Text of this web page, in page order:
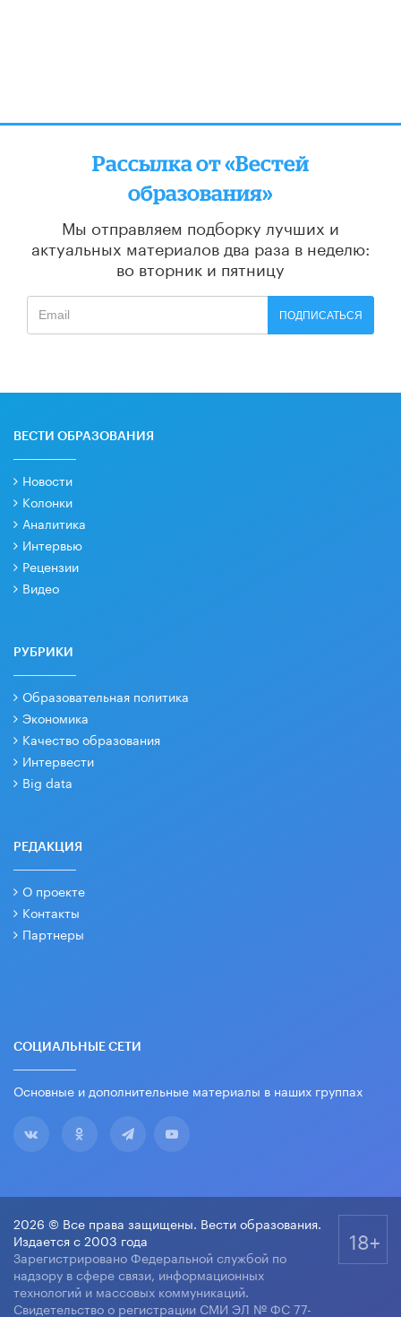
Рассылка от «Вестей
образования»
Мы отправляем подборку лучших и
актуальных материалов два раза в неделю:
во вторник и пятницу
ПОДПИСАТЬСЯ
ВЕСТИ ОБРАЗОВАНИЯ
Новости
Колонки
Аналитика
Интервью
Рецензии
Видео
РУБРИКИ
Образовательная политика
Экономика
Качество образования
Интервести
Big data
РЕДАКЦИЯ
О проекте
Контакты
Партнеры
СОЦИАЛЬНЫЕ СЕТИ
Основные и дополнительные материалы в наших группах
2026 © Все права защищены. Вести образования.
Издается с 2003 года
Зарегистрировано Федеральной службой по
надзору в сфере связи, информационных
технологий и массовых коммуникаций.
Свидетельство о регистрации СМИ ЭЛ № ФС 77-
18+